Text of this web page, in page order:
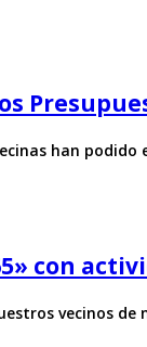
han
con
vecinos de